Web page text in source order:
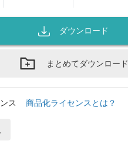
ダウンロード
まとめてダウンロード
ス 商品化ライセンスとは？